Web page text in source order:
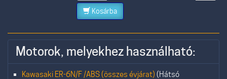
Kosárba
Motorok, melyekhez használható:
Kawasaki ER-6N/F /ABS (összes évjárat) (Hátsó